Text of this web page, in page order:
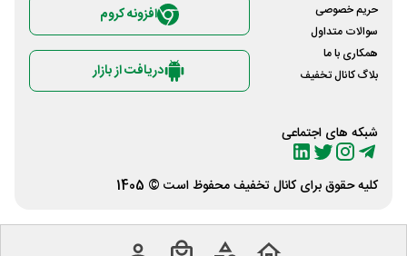
حریم خصوصی
سوالات متداول
همکاری با ما
بلاگ کانال تخفیف
شبکه های اجتماعی
افزونه کروم
دریافت از بازار
کلیه حقوق برای کانال تخفیفمحفوظ است © 1405